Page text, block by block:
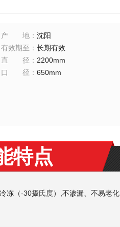
产地 ：沈阳
有效期至 ：长期有效
直径 ： 2200mm
口径 ：650mm
特点
冻（-30摄氏度）,不渗漏、不易老